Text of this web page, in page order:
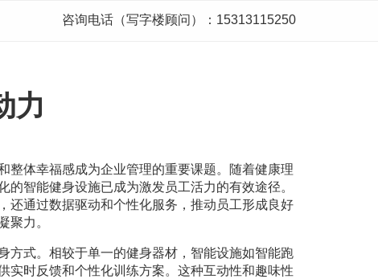
咨询电话（写字楼顾问）：15313115250
力
整体幸福感成为企业管理的重要课题。随着健康理
智能健身设施已成为激发员工活力的有效途径。
还通过数据驱动和个性化服务，推动员工形成良好
聚力。
方式。相较于单一的健身器材，智能设施如智能跑
实时反馈和个性化训练方案。这种互动性和趣味性